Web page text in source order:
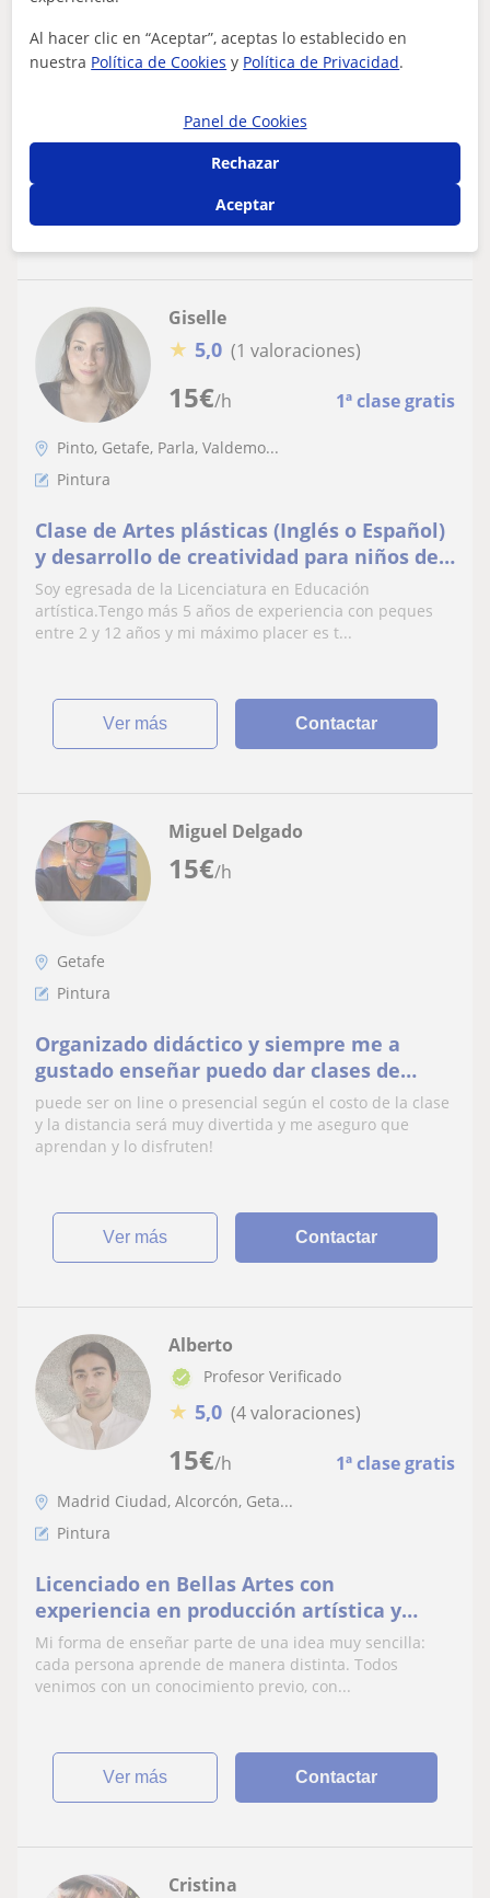
Clases particulares de dibujo y pintura
Soy diplomada en Conservación y Restauración, con la
plásticas y diseño.Ofrezco clases...
15€/h 1ª clase gratis
Giselle
★ 5,0 (1 valoraciones)
Pinto, Getafe, Parla, Valdemo...
Pintura
Clase de Artes plásticas (Inglés o Español)
y desarrollo de creatividad para niños de
2-10 años
Soy egresada de la Licenciatura en Educación
artística.Tengo más 5 años de experiencia con peques
entre 2 y 12 años y mi máximo placer es t...
ver más Contactar
15€/h
Miguel Delgado
Getafe
Pintura
Organizado didáctico y siempre me a
gustado enseñar puedo dar clases de
pintura niños y adultos
puede ser on line o presencial según el costo de la clase
y la distancia será muy divertida y me aseguro que
aprendan y lo disfruten!
ver más Contactar
15€/h 1ª clase gratis
Alberto
Profesor Verificado
★ 5,0 (4 valoraciones)
Madrid Ciudad, Alcorcón, Geta...
Pintura
Licenciado en Bellas Artes con
experiencia en producción artística y
docencia universitaria
Mi forma de enseñar parte de una idea muy sencilla:
cada persona aprende de manera distinta. Todos
venimos con un conocimiento previo, con...
ver más Contactar
Cristina
Al hacer clic en “Aceptar”, aceptas lo establecido en
nuestra Política de Cookies y Política de Privacidad.
Panel de Cookies
Rechazar
Aceptar